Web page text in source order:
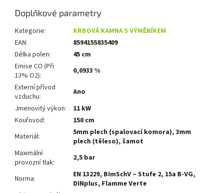
Doplňkové parametry
Kategorie:
KRBOVÁ KAMNA S VÝMĚNÍKEM
EAN:
8594155835409
Délka polen:
45 cm
Emise CO (Při
13% O2):
0,0933 %
Externí přívod
vzduchu:
Ano
Jmenovitý výkon:
11 kW
Kouřovod:
150 cm
Materiál:
5mm plech (spalovací komora), 3mm
plech (těleso), šamot
Maximální
provozní tlak: 2,5 bar
Norma:
EN 13229, BImSchV – Stufe 2, 15a B-VG,
DINplus, Flamme Verte